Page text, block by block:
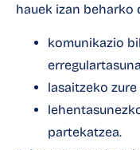
hauek izan beharko
komunikazio
lasaitzeko zure
partekatzea.